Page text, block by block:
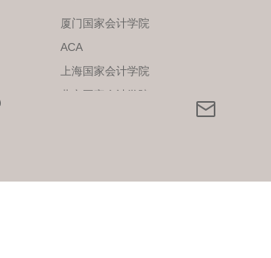
厦门国家会计学院
ACA
上海国家会计学院
北京国家会计学院